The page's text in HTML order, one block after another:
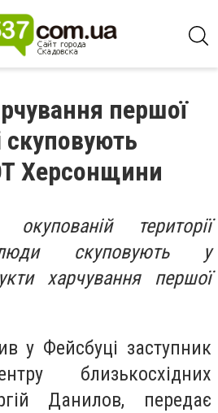
першої
скуповують
Херсонщини
території
скуповують у
харчування першої
у Фейсбуці заступник
близькосхідних
Данилов, передає